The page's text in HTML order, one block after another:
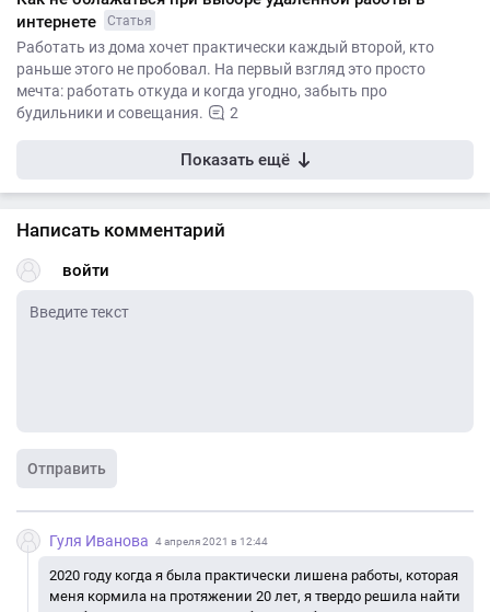
интернете
Статья
Работать из дома хочет практически каждый второй, кто
раньше этого не пробовал. На первый взгляд это просто
мечта: работать откуда и когда угодно, забыть про
будильники и совещания.
2
Показать ещё
Написать комментарий
войти
Отправить
Гуля Иванова 4 апреля 2021 в 12:44
2020 году когда я была практически лишена работы, которая
меня кормила на протяжении 20 лет, я твердо решила найти